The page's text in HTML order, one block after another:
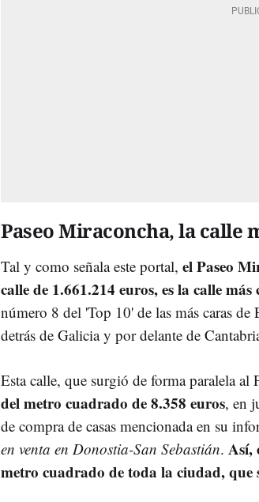
Paseo Miraconcha, la calle
Tal y como señala este portal, el Paseo
calle de 1.661.214 euros, es la calle
número 8 del 'Top 10' de las más caras
detrás de Galicia y por delante de
Esta calle, que surgió de forma paralela al
del metro cuadrado de 8.358 euros, en
de compra de casas mencionada en su
en venta en Donostia-San Sebastián. Así,
metro cuadrado de toda la ciudad, que